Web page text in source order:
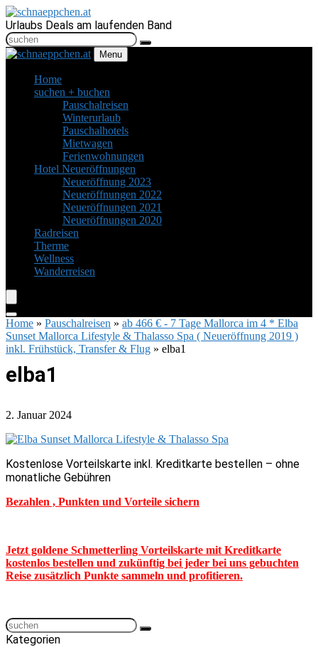
Urlaubs Deals am laufenden Band
Menu
Home
suchen + buchen
Pauschalreisen
Winterurlaub
Pauschalhotels
Mietwagen
Ferienwohnungen
Hotel Neueröffnungen
Neueröffnung 2023
Neueröffnungen 2022
Neueröffnungen 2021
Neueröffnungen 2020
Radreisen
Therme
Wellness
Wanderreisen
Home » Pauschalreisen » ab 466 € - 7 Tage Mallorca im 4 * Elba
Sunset Mallorca Lifestyle & Thalasso Spa ( Neueröffnung 2019 )
inkl. Frühstück, Transfer & Flug » elba1
elba1
2. Januar 2024
Kostenlose Vorteilskarte inkl. Kreditkarte bestellen – ohne
monatliche Gebühren
Bezahlen , Punkten und Vorteile sichern
Jetzt goldene Schmetterling Vorteilskarte mit Kreditkarte
kostenlos bestellen und zukünftig bei jeder bei uns gebuchten
Reise zusätzlich Punkte sammeln und profitieren.
Kategorien